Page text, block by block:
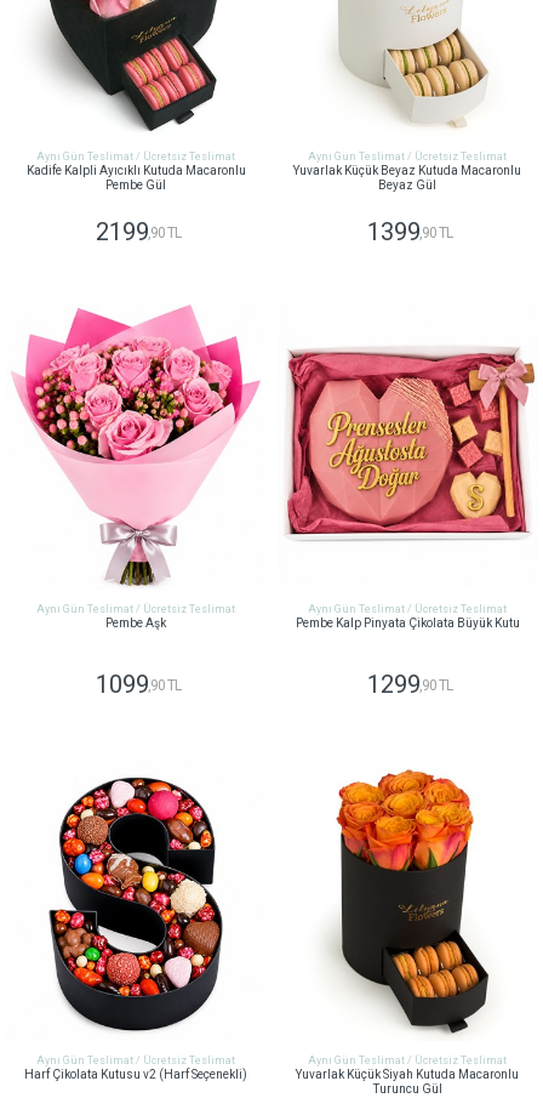
Aynı Gün Teslimat / Ücretsiz Teslimat
Kadife Kalpli Ayıcıklı Kutuda Macaronlu
Pembe Gül
2199,90 TL
Aynı Gün Teslimat / Ücretsiz Teslimat
Yuvarlak Küçük Beyaz Kutuda Macaronlu
Beyaz Gül
1399,90 TL
Aynı Gün Teslimat / Ücretsiz Teslimat
Pembe Aşk
1099,90 TL
Aynı Gün Teslimat / Ücretsiz Teslimat
Pembe Kalp Pinyata Çikolata Büyük Kutu
1299,90 TL
Aynı Gün Teslimat / Ücretsiz Teslimat
Harf Çikolata Kutusu v2 (Harf Seçenekli)
Aynı Gün Teslimat / Ücretsiz Teslimat
Yuvarlak Küçük Siyah Kutuda Macaronlu
Turuncu Gül